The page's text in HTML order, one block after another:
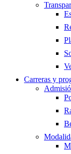
Carreras y